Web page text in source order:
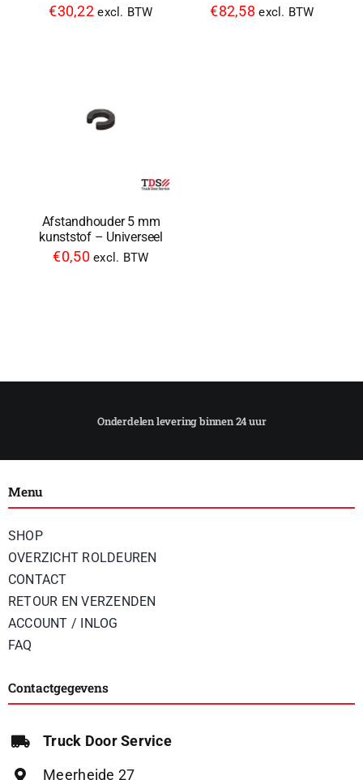
€30,22 excl. BTW €82,58 excl. BTW
Afstandhouder 5 mm
kunststof – Universeel
€0,50 excl. BTW
Menu
SHOP
OVERZICHT ROLDEUREN
CONTACT
RETOUR EN VERZENDEN
ACCOUNT / INLOG
FAQ
Contactgegevens
Truck Door Service
Meerheide 27